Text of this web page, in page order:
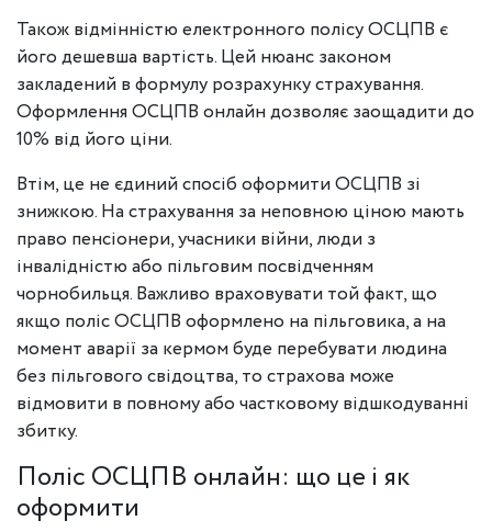
Також відмінністю електронного полісу ОСЦПВ є
його дешевша вартість. Цей нюанс законом
закладений в формулу розрахунку страхування.
Оформлення ОСЦПВ онлайн дозволяє заощадити до
10% від його ціни.
Втім, це не єдиний спосіб оформити ОСЦПВ зі
знижкою. На страхування за неповною ціною мають
право пенсіонери, учасники війни, люди з
інвалідністю або пільговим посвідченням
чорнобильця. Важливо враховувати той факт, що
якщо поліс ОСЦПВ оформлено на пільговика, а на
момент аварії за кермом буде перебувати людина
без пільгового свідоцтва, то страхова може
відмовити в повному або частковому відшкодуванні
збитку.
Поліс ОСЦПВ онлайн: що це і як
оформити